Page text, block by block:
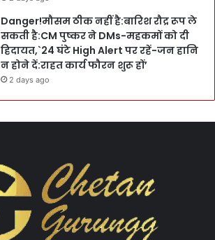
Danger!मौसम ठीक नहीं है:बारिश रौद्र रूप ले
सकती है:CM पुष्कर ने DMs-महकमों को दी
हिदायत,`24 घंटे High Alert पर रहें-जन हानि
न होने दें:राहत कार्य फौरन शुरू हों’
2 days ago